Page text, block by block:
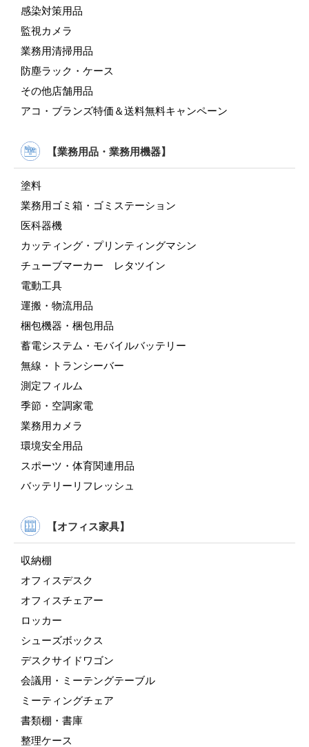
感染対策用品
監視カメラ
業務用清掃用品
防塵ラック・ケース
その他店舗用品
アコ・ブランズ特価＆送料無料キャンペーン
【業務用品・業務用機器】
塗料
業務用ゴミ箱・ゴミステーション
医科器機
カッティング・プリンティングマシン
チューブマーカー レタツイン
電動工具
運搬・物流用品
梱包機器・梱包用品
蓄電システム・モバイルバッテリー
無線・トランシーバー
測定フィルム
季節・空調家電
業務用カメラ
環境安全用品
スポーツ・体育関連用品
バッテリーリフレッシュ
【オフィス家具】
収納棚
オフィスデスク
オフィスチェアー
ロッカー
シューズボックス
デスクサイドワゴン
会議用・ミーテングテーブル
ミーティングチェア
書類棚・書庫
整理ケース